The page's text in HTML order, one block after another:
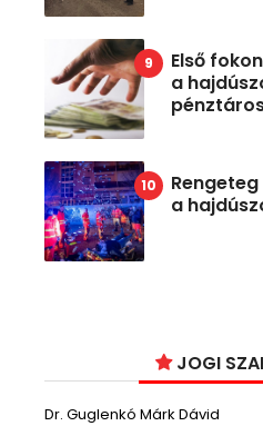
Első
a
a
JOGI
Dr. Guglenkó Márk Dávid